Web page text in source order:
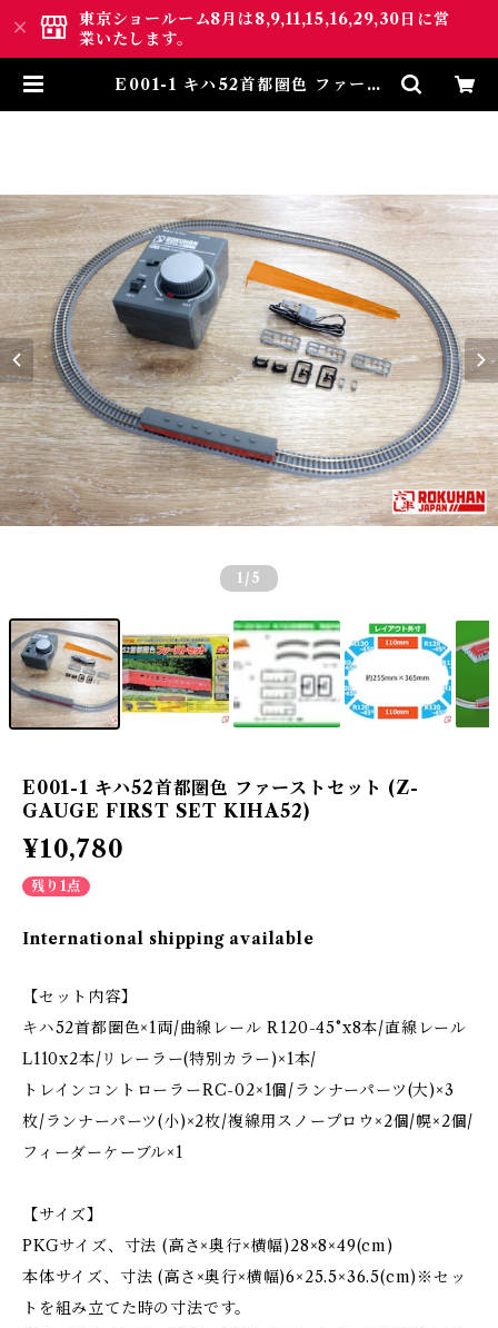
東京ショールーム8月は8,9,11,15,16,29,30日に営
業いたします。
E001-1 キハ52首都圏色 ファース
1 /5
E001-1 キハ52首都圏色 ファーストセット (Z-
GAUGE FIRST SET KIHA52)
¥10,780
残り1点
International shipping available
【セット内容】
キハ52首都圏色×1両/曲線レール R120-45°x8本/直線レール
L110x2本/リレーラー(特別カラー)×1本/
トレインコントローラーRC-02×1個/ランナーパーツ(大)×3
枚/ランナーパーツ(小)×2枚/複線用スノープロウ×2個/幌×2個/
フィーダーケーブル×1
【サイズ】
PKGサイズ、寸法 (高さ×奥行×横幅)28×8×49(cm)
本体サイズ、寸法 (高さ×奥行×横幅)6×25.5×36.5(cm)※セッ
トを組み立てた時の寸法です。